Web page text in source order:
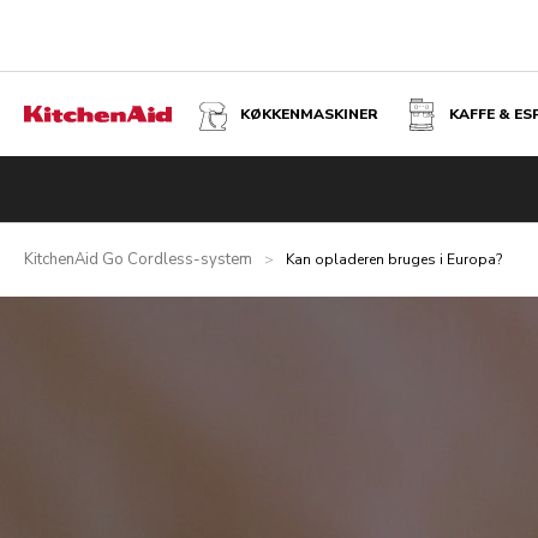
KØKKENMASKINER KAFFE &
KitchenAid Go Cordless-system > Kan opladeren bruges i Europa?